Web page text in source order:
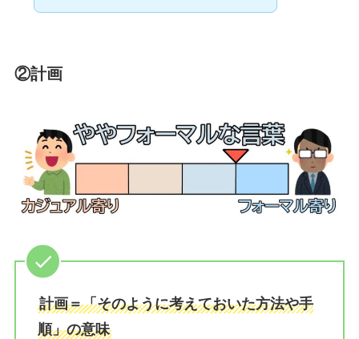
②計画
計画＝「そのように考えておいた方法や手
順」の意味